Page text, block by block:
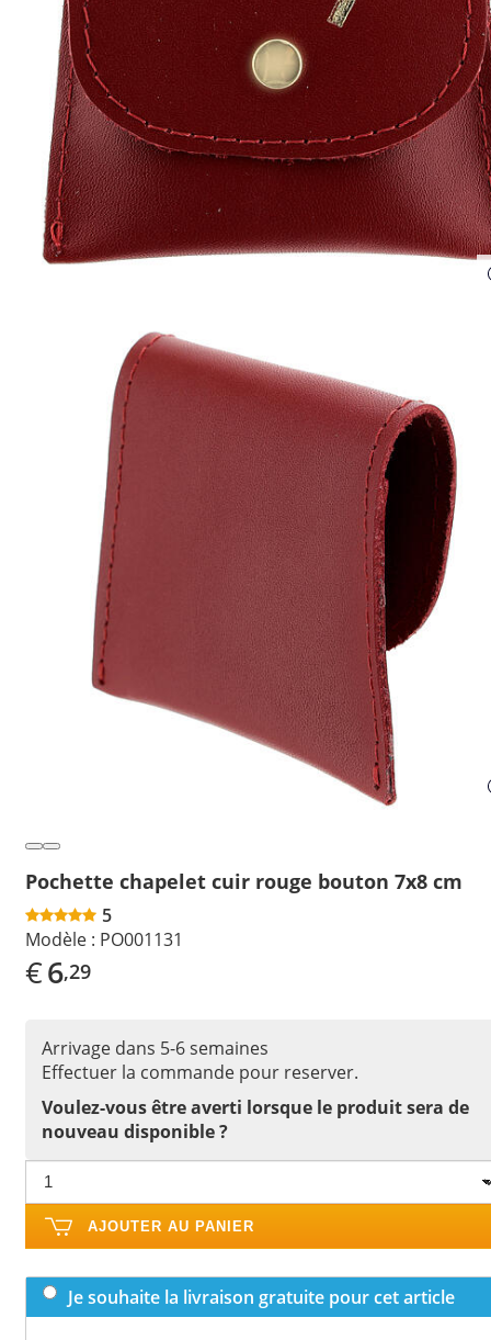
Pochette chapelet cuir rouge bouton 7x8 cm
5
Modèle : PO001131
€6,29
Arrivage dans 5-6 semaines
Effectuer la commande pour reserver.
Voulez-vous être averti lorsque le produit sera de
nouveau disponible ?
AJOUTER AU PANIER
Je souhaite la livraison gratuite pour cet article